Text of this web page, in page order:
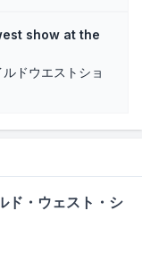
show at the
ドウエストショ
ド・ウェスト・シ